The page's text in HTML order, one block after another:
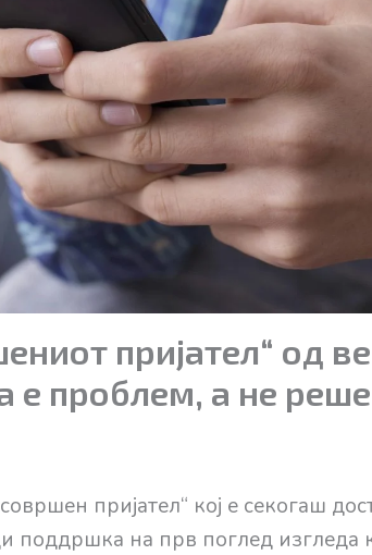
пријател“ од
е проблем, а не
пријател“ кој е секогаш
поддршка на прв поглед изгледа